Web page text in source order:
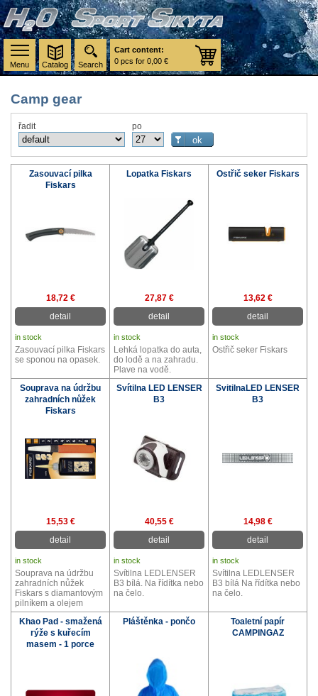
Menu
Cart content:
0 pcs for 0,00 €
Search
Camp gear
řadit po
Zasouvací pilka
Fiskars
Lopatka Fiskars Ostřič seker Fiskars
18,72 €
detail
27,87 €
detail
13,62 €
detail
in stock in stock in stock
Zasouvací pilka Fiskars
se sponou na opasek.
Lehká lopatka do auta,
do lodě a na zahradu.
Plave na vodě.
Ostřič seker Fiskars
Souprava na údržbu
zahradních nůžek
Fiskars
Svítilna LED LENSER
B3
SvitilnaLED LENSER
B3
15,53 €
detail
40,55 €
detail
14,98 €
detail
in stock in stock in stock
Souprava na údržbu
zahradních nůžek
Fiskars s diamantovým
pilníkem a olejem
Svítilna LEDLENSER
B3 bílá. Na řídítka nebo
na čelo.
Svítilna LEDLENSER
B3 bílá Na řídítka nebo
na čelo.
Khao Pad - smažená
rýže s kuřecím
masem - 1 porce
Pláštěnka - pončo
Toaletní papír
CAMPINGAZ
Catalog